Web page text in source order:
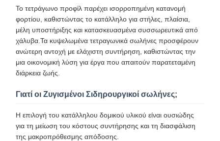
Το τετράγωνο προφίλ παρέχει ισορροπημένη κατανομή
φορτίου, καθιστώντας το κατάλληλο για στήλες, πλαίσια,
μέλη υποστήριξης και κατασκευασμένα συσσωρευτικά από
χάλυβα.Τα κυψελωμένα τετραγωνικά σωλήνες προσφέρουν
ανώτερη αντοχή με ελάχιστη συντήρηση, καθιστώντας την
μια οικονομική λύση για έργα που απαιτούν παρατεταμένη
διάρκεια ζωής.
Γιατί οι Ζυγισμένοι Σιδηρουργικοί σωλήνες;
Η επιλογή του κατάλληλου δομικού υλικού είναι ουσιώδης
για τη μείωση του κόστους συντήρησης και τη διασφάλιση
της μακροπρόθεσμης απόδοσης.